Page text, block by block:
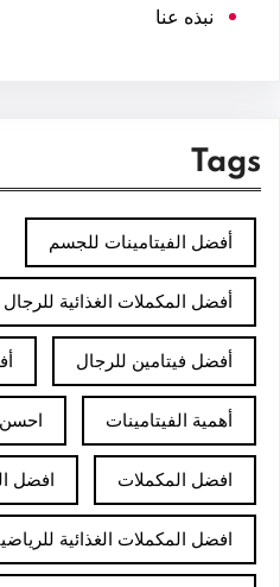
نبذه عنا
Tags
أفضل الفيتامينات للجسم
أفضل المكملات الغذائية للرجال
أفضل فيتامين للرجال
أهمية الفيتامينات احسن
افضل المكملات افضل
افضل المكملات الغذائية